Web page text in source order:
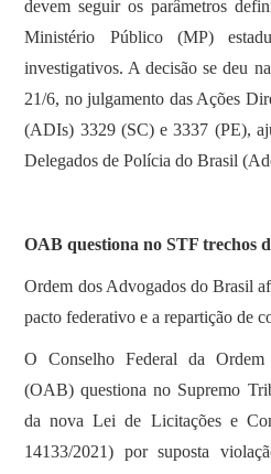
devem seguir os parâmetros
Ministério Público (MP)
investigativos. A decisão se deu
21/6, no julgamento das Ações
(ADIs) 3329 (SC) e 3337 (PE),
Delegados de Polícia do Brasil
OAB questiona no STF trechos
Ordem dos Advogados do Brasil
pacto federativo e a repartição de
O Conselho Federal da
(OAB) questiona no Supremo
da nova Lei de Licitações e
14133/2021) por suposta